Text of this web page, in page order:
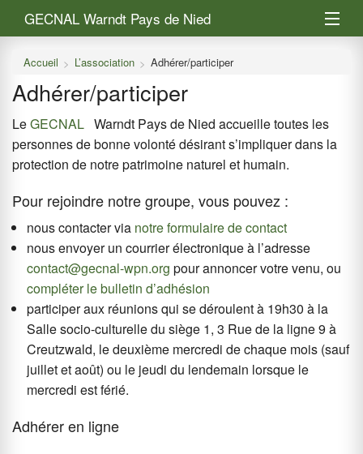
GECNAL Warndt Pays de Nied
L’association
Warndt et Pays de Nied
Saisir mes observations
Accueil L’association Adhérer/participer
Adhérer/participer
LeGECNAL Warndt Pays de Nied accueille toutes les
personnes de bonne volonté désirant s’impliquer dans la
protection de notre patrimoine naturel et humain.
Pour rejoindre notre groupe, vous pouvez :
nous contacter via notre formulaire de contact
nous envoyer un courrier électronique à l’adresse
contact@gecnal-wpn.org pour annoncer votre venu, ou
compléter le bulletin d’adhésion
participer aux réunions qui se déroulent à 19h30 à la
Salle socio-culturelle du siège 1, 3 Rue de la ligne 9 à
Creutzwald, le deuxième mercredi de chaque mois (sauf
juillet et août) ou le jeudi du lendemain lorsque le
mercredi est férié.
Adhérer en ligne